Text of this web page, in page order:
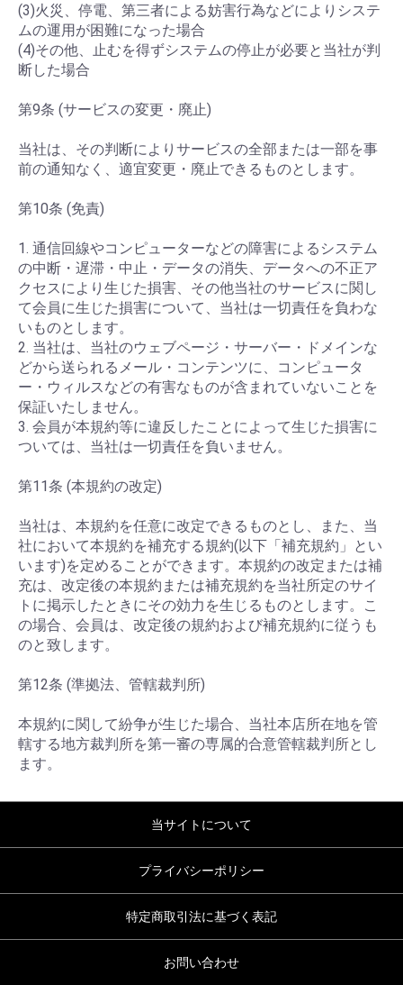
(3)火災、停電、第三者による妨害行為などによりシステ
ムの運用が困難になった場合
(4)その他、止むを得ずシステムの停止が必要と当社が判
断した場合
第9条 (サービスの変更・廃止)
当社は、その判断によりサービスの全部または一部を事
前の通知なく、適宜変更・廃止できるものとします。
第10条 (免責)
1. 通信回線やコンピューターなどの障害によるシステム
の中断・遅滞・中止・データの消失、データへの不正ア
クセスにより生じた損害、その他当社のサービスに関し
て会員に生じた損害について、当社は一切責任を負わな
いものとします。
2. 当社は、当社のウェブページ・サーバー・ドメインな
どから送られるメール・コンテンツに、コンピュータ
ー・ウィルスなどの有害なものが含まれていないことを
保証いたしません。
3. 会員が本規約等に違反したことによって生じた損害に
ついては、当社は一切責任を負いません。
第11条 (本規約の改定)
当社は、本規約を任意に改定できるものとし、また、当
社において本規約を補充する規約(以下「補充規約」とい
います)を定めることができます。本規約の改定または補
充は、改定後の本規約または補充規約を当社所定のサイ
トに掲示したときにその効力を生じるものとします。こ
の場合、会員は、改定後の規約および補充規約に従うも
のと致します。
第12条 (準拠法、管轄裁判所)
本規約に関して紛争が生じた場合、当社本店所在地を管
轄する地方裁判所を第一審の専属的合意管轄裁判所とし
ます。
当サイトについて
プライバシーポリシー
特定商取引法に基づく表記
お問い合わせ